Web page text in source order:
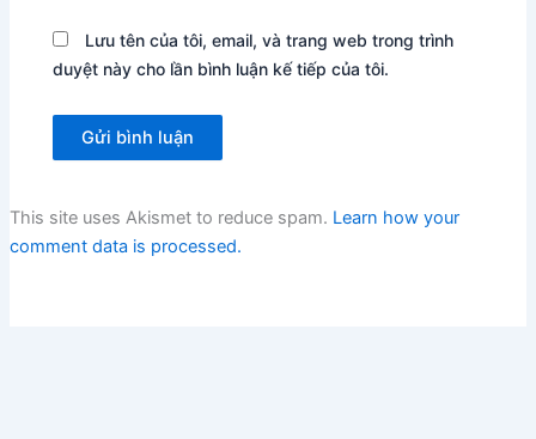
Lưu tên của tôi, email, và trang web trong trình
duyệt này cho lần bình luận kế tiếp của tôi.
This site uses Akismet to reduce spam. Learn how your
comment data is processed.